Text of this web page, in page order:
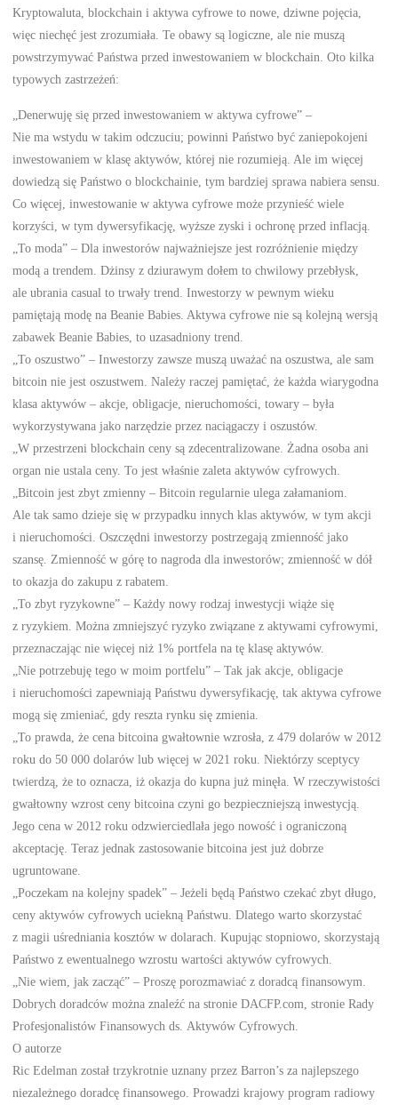
Kryptowaluta, blockchain i aktywa cyfrowe to nowe, dziwne pojęcia,
więc niechęć jest zrozumiała. Te obawy są logiczne, ale nie muszą
powstrzymywać Państwa przed inwestowaniem w blockchain. Oto kilka
typowych zastrzeżeń:
„Denerwuję się przed inwestowaniem w aktywa cyfrowe” –
Nie ma wstydu w takim odczuciu; powinni Państwo być zaniepokojeni
inwestowaniem w klasę aktywów, której nie rozumieją. Ale im więcej
dowiedzą się Państwo o blockchainie, tym bardziej sprawa nabiera sensu.
Co więcej, inwestowanie w aktywa cyfrowe może przynieść wiele
korzyści, w tym dywersyfikację, wyższe zyski i ochronę przed inflacją.
„To moda” – Dla inwestorów najważniejsze jest rozróżnienie między
modą a trendem. Dżinsy z dziurawym dołem to chwilowy przebłysk,
ale ubrania casual to trwały trend. Inwestorzy w pewnym wieku
pamiętają modę na Beanie Babies. Aktywa cyfrowe nie są kolejną wersją
zabawek Beanie Babies, to uzasadniony trend.
„To oszustwo” – Inwestorzy zawsze muszą uważać na oszustwa, ale sam
bitcoin nie jest oszustwem. Należy raczej pamiętać, że każda wiarygodna
klasa aktywów – akcje, obligacje, nieruchomości, towary – była
wykorzystywana jako narzędzie przez naciągaczy i oszustów.
„W przestrzeni blockchain ceny są zdecentralizowane. Żadna osoba ani
organ nie ustala ceny. To jest właśnie zaleta aktywów cyfrowych.
„Bitcoin jest zbyt zmienny – Bitcoin regularnie ulega załamaniom.
Ale tak samo dzieje się w przypadku innych klas aktywów, w tym akcji
i nieruchomości. Oszczędni inwestorzy postrzegają zmienność jako
szansę. Zmienność w górę to nagroda dla inwestorów; zmienność w dół
to okazja do zakupu z rabatem.
„To zbyt ryzykowne” – Każdy nowy rodzaj inwestycji wiąże się
z ryzykiem. Można zmniejszyć ryzyko związane z aktywami cyfrowymi,
przeznaczając nie więcej niż 1% portfela na tę klasę aktywów.
„Nie potrzebuję tego w moim portfelu” – Tak jak akcje, obligacje
i nieruchomości zapewniają Państwu dywersyfikację, tak aktywa cyfrowe
mogą się zmieniać, gdy reszta rynku się zmienia.
„To prawda, że cena bitcoina gwałtownie wzrosła, z 479 dolarów w 2012
roku do 50 000 dolarów lub więcej w 2021 roku. Niektórzy sceptycy
twierdzą, że to oznacza, iż okazja do kupna już minęła. W rzeczywistości
gwałtowny wzrost ceny bitcoina czyni go bezpieczniejszą inwestycją.
Jego cena w 2012 roku odzwierciedlała jego nowość i ograniczoną
akceptację. Teraz jednak zastosowanie bitcoina jest już dobrze
ugruntowane.
„Poczekam na kolejny spadek” – Jeżeli będą Państwo czekać zbyt długo,
ceny aktywów cyfrowych uciekną Państwu. Dlatego warto skorzystać
z magii uśredniania kosztów w dolarach. Kupując stopniowo, skorzystają
Państwo z ewentualnego wzrostu wartości aktywów cyfrowych.
„Nie wiem, jak zacząć” – Proszę porozmawiać z doradcą finansowym.
Dobrych doradców można znaleźć na stronie DACFP.com, stronie Rady
Profesjonalistów Finansowych ds. Aktywów Cyfrowych.
O autorze
Ric Edelman został trzykrotnie uznany przez Barron’s za najlepszego
niezależnego doradcę finansowego. Prowadzi krajowy program radiowy